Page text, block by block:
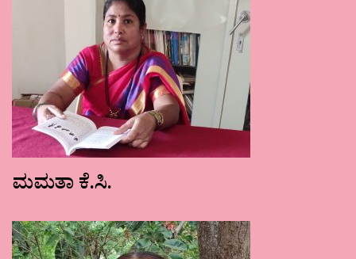
ಮಮತಾ ಕೆ.ಸಿ.